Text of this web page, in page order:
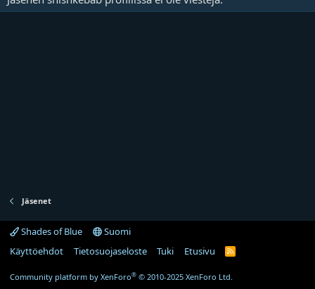
Jäsenet
Shades of Blue
Suomi
Käyttöehdot
Tietosuojaseloste Tuki Etusivu
R
Community platform by XenForo® © 2010-2025 XenForo Ltd.